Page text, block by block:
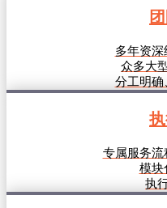
多年资
众多大
分工明确
专属服务
模块
执